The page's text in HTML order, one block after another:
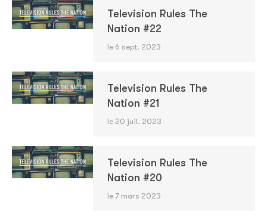
Television Rules The
Nation #22
le 6 sept. 2023
Television Rules The
Nation #21
le 20 juil. 2023
Television Rules The
Nation #20
le 7 mars 2023